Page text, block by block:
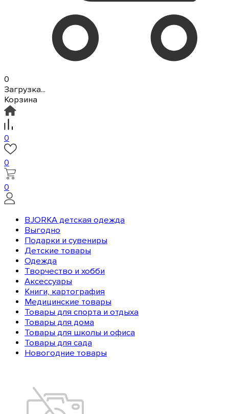
0
Загрузка...
Корзина
0
0
0
BJORKA детская одежда
Выгодно
Подарки и сувениры
Детские товары
Одежда
Творчество и хобби
Аксессуары
Книги, картография
Медицинские товары
Товары для спорта и отдыха
Товары для дома
Товары для школы и офиса
Товары для сада
Новогодние товары